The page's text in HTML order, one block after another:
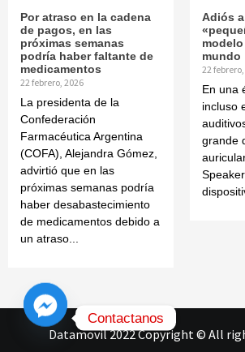
Por atraso en la cadena
de pagos, en las
próximas semanas
podría haber faltante de
medicamentos
22 febrero, 2026
La presidenta de la
Confederación
Farmacéutica Argentina
(COFA), Alejandra Gómez,
advirtió que en las
próximas semanas podría
haber desabastecimiento
de medicamentos debido a
un atraso...
Adiós
mundo
22
En una
incluso
grande
Datamovil 2022 Copyright © All
Contactanos